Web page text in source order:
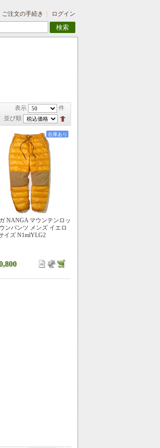
ご注文の手続き ログイン
検索
表示
件
並び順
NANGA マウンテンロッ
ンパンツ メンズ イエロ
イズ N1mlYLG2
在庫あり